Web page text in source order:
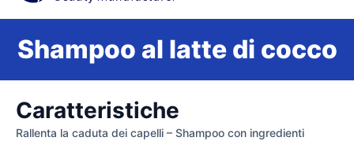
Shampoo al latte di cocco
Caratteristiche
Rallenta la caduta dei capelli – Shampoo con ingredienti